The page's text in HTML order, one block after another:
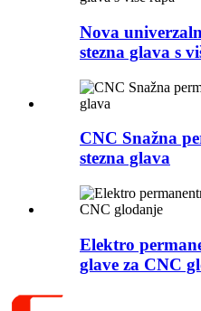
Nova
stezna glava s
CNC Snažna
stezna glava
Elektro
glave za CNC